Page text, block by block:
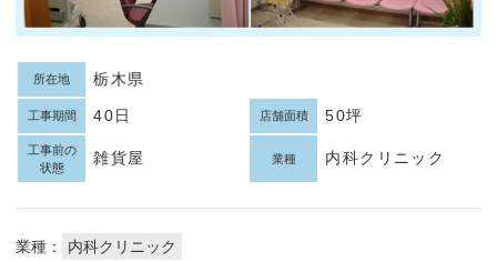
所在地 栃木県
工事期間 40日 店舗面積 50坪
工事前の
状態
雑貨屋 業種 内科クリニック
業種：
内科クリニック